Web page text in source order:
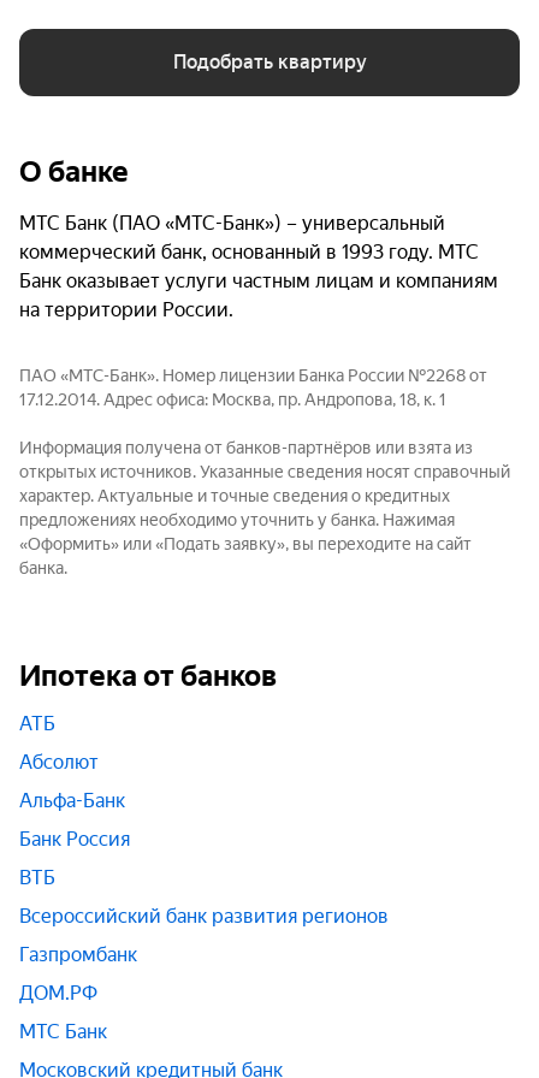
Подобрать квартиру
О банке
МТС Банк (ПАО «МТС-Банк») – универсальный
коммерческий банк, основанный в 1993 году. МТС
Банк оказывает услуги частным лицам и компаниям
на территории России.
ПАО «МТС-Банк». Номер лицензии Банка России №2268 от
17.12.2014. Адрес офиса: Москва, пр. Андропова, 18, к. 1
Информация получена от банков-партнёров или взята из
открытых источников. Указанные сведения носят справочный
характер. Актуальные и точные сведения о кредитных
предложениях необходимо уточнить у банка. Нажимая
«Оформить» или «Подать заявку», вы переходите на сайт
банка.
Ипотека от банков
АТБ
Абсолют
Альфа-Банк
Банк Россия
ВТБ
Всероссийский банк развития регионов
Газпромбанк
ДОМ.РФ
МТС Банк
Московский кредитный банк